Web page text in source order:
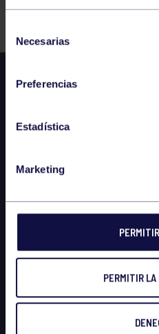
Necesarias
Preferencias
Estadística
Marketing
PERMITIR LA